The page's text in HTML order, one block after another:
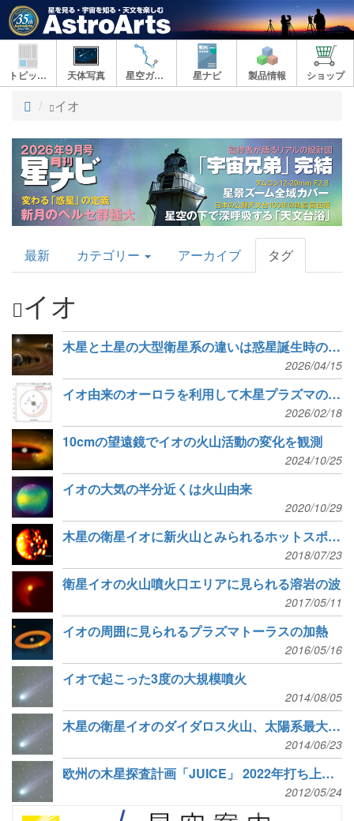
トピックス 天体写真 星空ガイド 星ナビ 製品情報 ショップ
ト
プ
イオ
AstroArts
Topics
最新 カテゴリー アーカイブ タグ
イオ
木星と土星の大型衛星系の違いは惑星誕生時の表面磁場が決めた
2026/04/15
イオ由来のオーロラを利用して木星プラズマの形を求める
2026/02/18
10cmの望遠鏡でイオの火山活動の変化を観測
2024/10/25
イオの大気の半分近くは火山由来
2020/10/29
木星の衛星イオに新火山とみられるホットスポット
2018/07/23
衛星イオの火山噴火口エリアに見られる溶岩の波
2017/05/11
イオの周囲に見られるプラズマトーラスの加熱
2016/05/16
イオで起こった3度の大規模噴火
2014/08/05
木星の衛星イオのダイダロス火山、太陽系最大級の活動
2014/06/23
欧州の木星探査計画「JUICE」 2022年打ち上げ目標
2012/05/24